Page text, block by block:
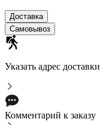
Доставка
Самовывоз
Указать адрес доставки
Комментарий к заказу